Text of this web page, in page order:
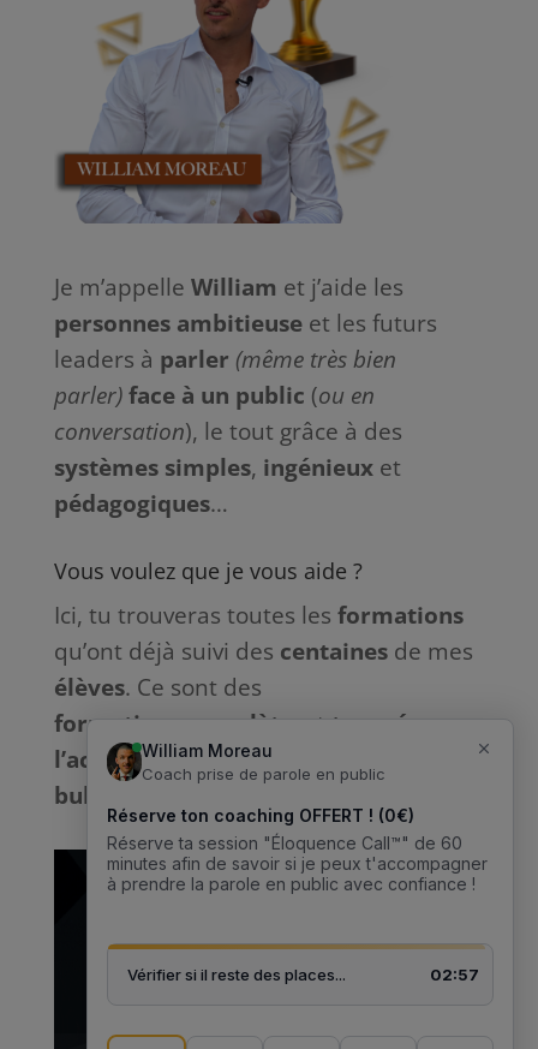
Je m’appelle William et j’aide les
personnes ambitieuseet les futurs
leaders à parler (même très bien
parler) face à un public (ou en
conversation), le tout grâce à des
systèmes simples, ingénieuxet
pédagogiques…
Vous voulez que je vous aide ?
Ici, tu trouveras toutes les formations
qu’ont déjà suivi des centainesde mes
élèves. Ce sont des
formations
complètes et tournées
l’actionsans bla-bla inutile et
bullshit